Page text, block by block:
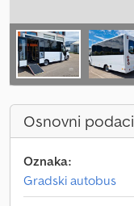
Osnovni podaci
Oznaka:
Gradski autobus